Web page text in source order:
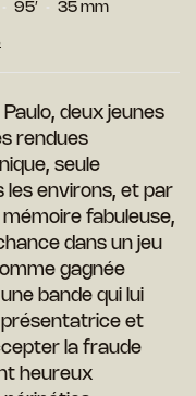
95′ 35 mm
deux jeunes
rendues
seule
les environs, et par
mémoire fabuleuse,
dans un jeu
gagnée
bande qui lui
présentatrice et
la fraude
heureux